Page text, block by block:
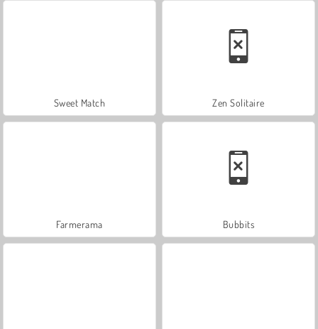
Sweet Match Zen Solitaire
Farmerama Bubbits